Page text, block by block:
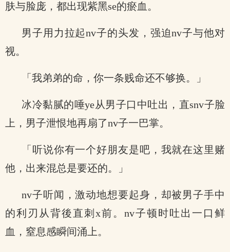
肤与脸庞，都出现紫黑se的瘀血。
男子用力拉起nv子的头发，强迫nv子与他对
视。
「我弟弟的命，你一条贱命还不够换。」
冰冷黏腻的唾ye从男子口中吐出，直snv子脸
上，男子泄恨地再扇了nv子一巴掌。
「听说你有一个好朋友是吧，我就在这里赌
他，出来混总是要还的。」
nv子听闻，激动地想要起身，却被男子手中
的利刃从背後直刺x前。nv子顿时吐出一口鲜
血，窒息感瞬间涌上。